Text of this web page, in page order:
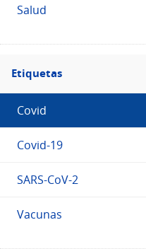
Salud
Filtro
Etiquetas
Etiquetas
Covid
Covid-19
SARS-CoV-2
Vacunas